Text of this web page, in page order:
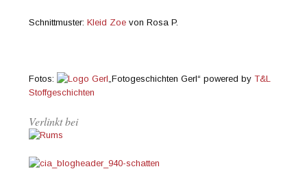
Schnittmuster:Kleid Zoe von Rosa P.
Fotos: „Fotogeschichten Gerl“ powered byT&L
Stoffgeschichten
Verlinkt bei